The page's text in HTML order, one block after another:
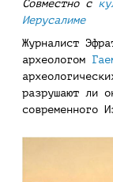
Cовместно с
Иерусалиме
Журналист
археологом
разрушают ли
современного